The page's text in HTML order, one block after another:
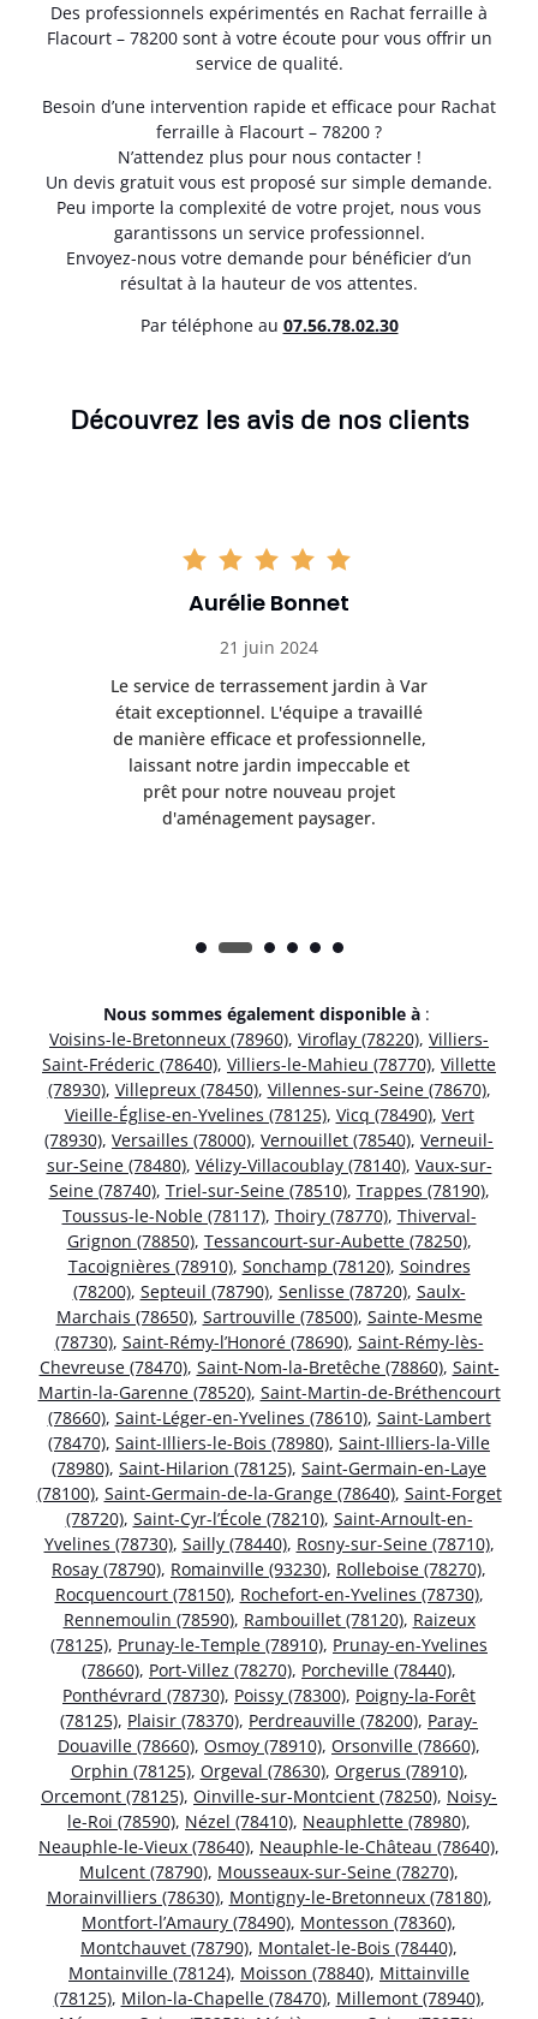
Des professionnels expérimentés en Rachat ferraille à
Flacourt – 78200 sont à votre écoute pour vous offrir un
service de qualité.
Besoin d’une intervention rapide et efficace pour Rachat
ferraille à Flacourt – 78200 ?
N’attendez plus pour nous contacter !
Un devis gratuit vous est proposé sur simple demande.
Peu importe la complexité de votre projet, nous vous
garantissons un service professionnel.
Envoyez-nous votre demande pour bénéficier d’un
résultat à la hauteur de vos attentes.
Par téléphone au 07.56.78.02.30
Découvrez les avis de nos clients
Aurélie Bonnet
21 juin 2024
Le service de terrassement jardin à Var
était exceptionnel. L'équipe a travaillé
de manière efficace et professionnelle,
laissant notre jardin impeccable et
prêt pour notre nouveau projet
d'aménagement paysager.
Nous sommes également disponible à :
Voisins-le-Bretonneux (78960), Viroflay (78220), Villiers-
Saint-Fréderic (78640), Villiers-le-Mahieu (78770), Villette
(78930), Villepreux (78450), Villennes-sur-Seine (78670),
Vieille-Église-en-Yvelines (78125), Vicq (78490), Vert
(78930), Versailles (78000), Vernouillet (78540), Verneuil-
sur-Seine (78480), Vélizy-Villacoublay (78140), Vaux-sur-
Seine (78740), Triel-sur-Seine (78510), Trappes (78190),
Toussus-le-Noble (78117), Thoiry (78770), Thiverval-
Grignon (78850), Tessancourt-sur-Aubette (78250),
Tacoignières (78910), Sonchamp (78120), Soindres
(78200), Septeuil (78790), Senlisse (78720), Saulx-
Marchais (78650), Sartrouville (78500), Sainte-Mesme
(78730), Saint-Rémy-l’Honoré (78690), Saint-Rémy-lès-
Chevreuse (78470), Saint-Nom-la-Bretêche (78860), Saint-
Martin-la-Garenne (78520), Saint-Martin-de-Bréthencourt
(78660), Saint-Léger-en-Yvelines (78610), Saint-Lambert
(78470), Saint-Illiers-le-Bois (78980), Saint-Illiers-la-Ville
(78980), Saint-Hilarion (78125), Saint-Germain-en-Laye
(78100), Saint-Germain-de-la-Grange (78640), Saint-Forget
(78720), Saint-Cyr-l’École (78210), Saint-Arnoult-en-
Yvelines (78730), Sailly (78440), Rosny-sur-Seine (78710),
Rosay (78790), Romainville (93230), Rolleboise (78270),
Rocquencourt (78150), Rochefort-en-Yvelines (78730),
Rennemoulin (78590), Rambouillet (78120), Raizeux
(78125), Prunay-le-Temple (78910), Prunay-en-Yvelines
(78660), Port-Villez (78270), Porcheville (78440),
Ponthévrard (78730), Poissy (78300), Poigny-la-Forêt
(78125), Plaisir (78370), Perdreauville (78200), Paray-
Douaville (78660), Osmoy (78910), Orsonville (78660),
Orphin (78125), Orgeval (78630), Orgerus (78910),
Orcemont (78125), Oinville-sur-Montcient (78250), Noisy-
le-Roi (78590), Nézel (78410), Neauphlette (78980),
Neauphle-le-Vieux (78640), Neauphle-le-Château (78640),
Mulcent (78790), Mousseaux-sur-Seine (78270),
Morainvilliers (78630), Montigny-le-Bretonneux (78180),
Montfort-l’Amaury (78490), Montesson (78360),
Montchauvet (78790), Montalet-le-Bois (78440),
Montainville (78124), Moisson (78840), Mittainville
(78125), Milon-la-Chapelle (78470), Millemont (78940),